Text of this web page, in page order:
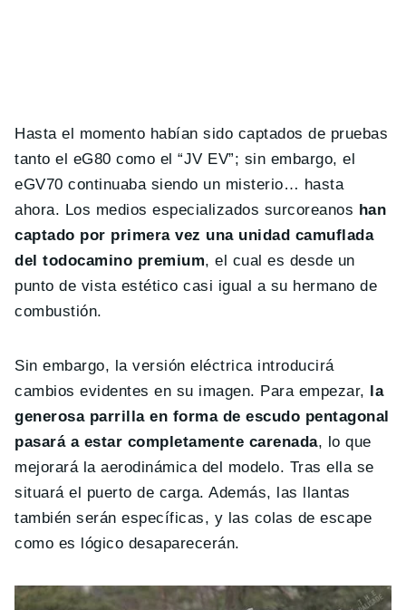
Hasta el momento habían sido captados de pruebas
tanto el eG80 como el “JV EV”; sin embargo, el
eGV70 continuaba siendo un misterio… hasta
ahora. Los medios especializados surcoreanos han
captado por primera vez una unidad camuflada
del todocamino premium, el cual es desde un
punto de vista estético casi igual a su hermano de
combustión.
Sin embargo, la versión eléctrica introducirá
cambios evidentes en su imagen. Para empezar, la
generosa parrilla en forma de escudo pentagonal
pasará a estar completamente carenada, lo que
mejorará la aerodinámica del modelo. Tras ella se
situará el puerto de carga. Además, las llantas
también serán específicas, y las colas de escape
como es lógico desaparecerán.